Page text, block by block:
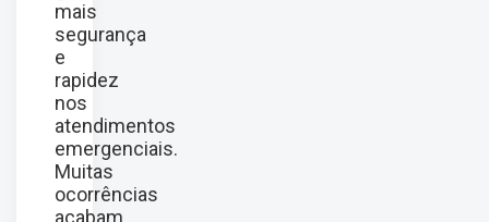
mais
segurança
e
rapidez
nos
atendimentos
emergenciais.
Muitas
ocorrências
acabam